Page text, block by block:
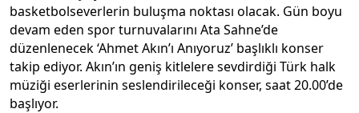
basketbolseverlerin buluşma noktası olacak. Gün boyu
devam eden spor turnuvalarını Ata Sahne’de
düzenlenecek ‘Ahmet Akın’ı Anıyoruz’ başlıklı konser
takip ediyor. Akın’ın geniş kitlelere sevdirdiği Türk halk
müziği eserlerinin seslendirileceği konser, saat 20.00’de
başlıyor.